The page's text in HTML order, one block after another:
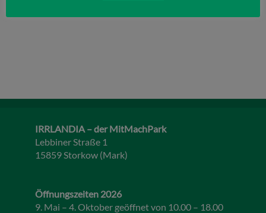
IRRLANDIA – der MitMachPark
Lebbiner Straße 1
15859 Storkow (Mark)
Öffnungszeiten 2026
9. Mai – 4. Oktober geöffnet von 10.00 – 18.00